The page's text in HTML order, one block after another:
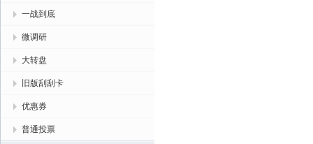
一战到底
微调研
大转盘
旧版刮刮卡
优惠券
普通投票